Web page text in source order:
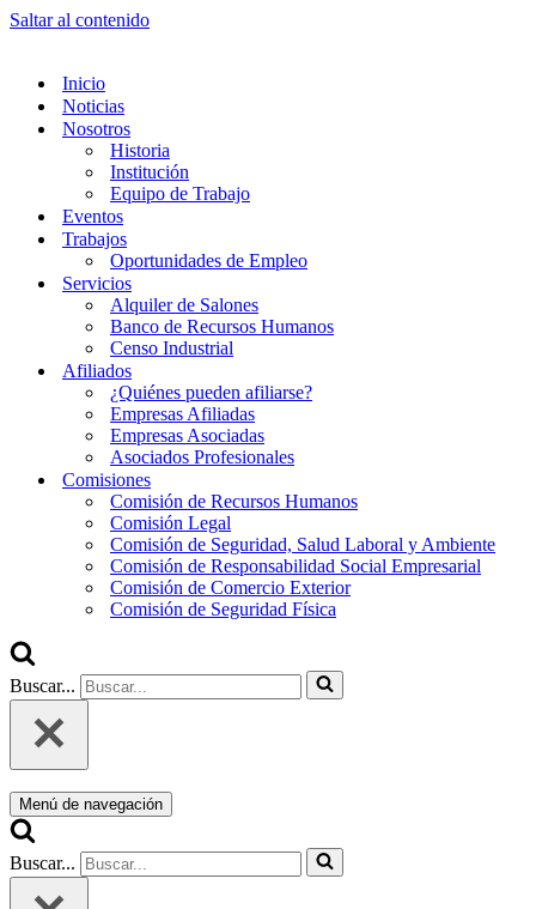
Saltar al contenido
Inicio
Noticias
Nosotros
Historia
Institución
Equipo de Trabajo
Eventos
Trabajos
Oportunidades de Empleo
Servicios
Alquiler de Salones
Banco de Recursos Humanos
Censo Industrial
Afiliados
¿Quiénes pueden afiliarse?
Empresas Afiliadas
Empresas Asociadas
Asociados Profesionales
Comisiones
Comisión de Recursos Humanos
Comisión Legal
Comisión de Seguridad, Salud Laboral y Ambiente
Comisión de Responsabilidad Social Empresarial
Comisión de Comercio Exterior
Comisión de Seguridad Física
Buscar...
Menú de navegación
Buscar...